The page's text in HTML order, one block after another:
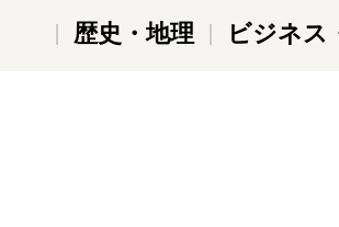
歴史・地理
ビジネス